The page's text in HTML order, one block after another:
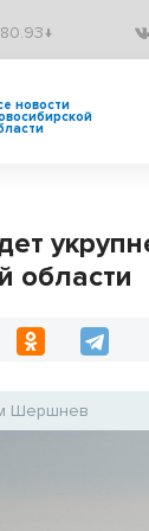
новости
области
Шершнев